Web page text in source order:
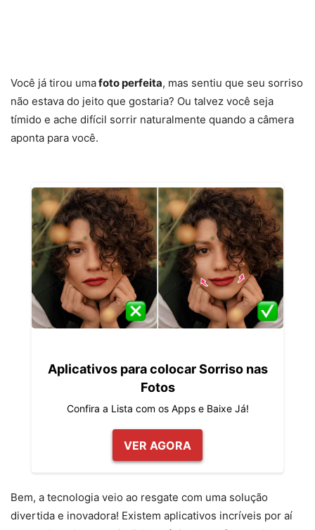
Você já tirou umafoto perfeita, mas sentiu que seu sorriso
não estava do jeito que gostaria? Ou talvez você seja
tímido e ache difícil sorrir naturalmente quando a câmera
aponta para você.
Aplicativos para colocar Sorriso nas
Fotos
Confira a Lista com os Apps e Baixe Já!
VER AGORA
Bem, a tecnologia veio ao resgate com uma solução
divertida e inovadora! Existem aplicativos incríveis por aí